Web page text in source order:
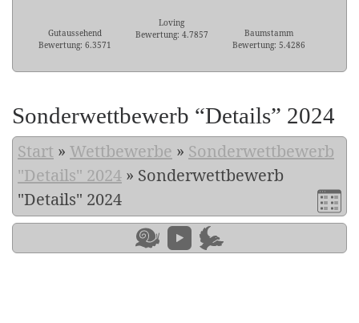
Gutaussehend
Bewertung: 6.3571
Loving
Bewertung: 4.7857
Baumstamm
Bewertung: 5.4286
Sonderwettbewerb “Details” 2024
Start » Wettbewerbe » Sonderwettbewerb
"Details" 2024 » Sonderwettbewerb
"Details" 2024